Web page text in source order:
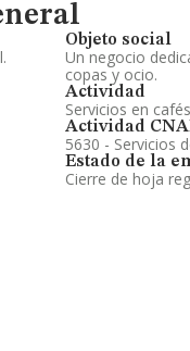
Objeto social
Un negocio
copas y ocio.
Actividad
Servicios en
Actividad
5630 - Servicios
Estado de la
Cierre de hoja